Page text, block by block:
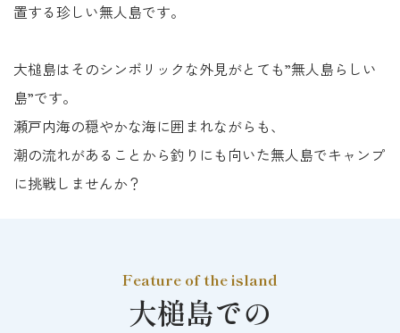
置する珍しい無人島です。
大槌島はそのシンボリックな外見がとても”無人島らしい
島”です。
瀬戸内海の穏やかな海に囲まれながらも、
潮の流れがあることから釣りにも向いた無人島でキャンプ
に挑戦しませんか？
Feature of the island
大槌島での